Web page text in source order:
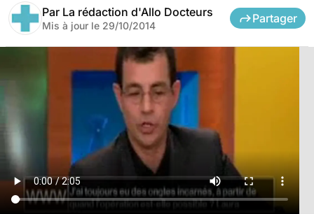
Par La rédaction d'Allo Docteurs
Mis à jour le 29/10/2014
Partager